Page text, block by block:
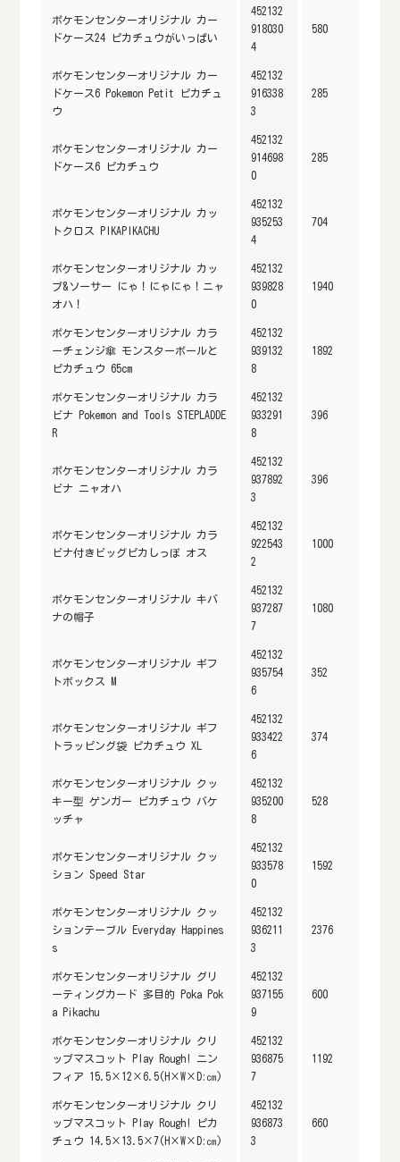
ポケモンセンターオリジナル カー
ドケース24 ピカチュウがいっぱい
452132
918030
4
580
ポケモンセンターオリジナル カー
ドケース6 Pokemon Petit ピカチュ
ウ
452132
916338
3
285
ポケモンセンターオリジナル カー
ドケース6 ピカチュウ
452132
914698
0
285
ポケモンセンターオリジナル カッ
トクロス PIKAPIKACHU
452132
935253
4
704
ポケモンセンターオリジナル カッ
プ&ソーサー にゃ！にゃにゃ！ニャ
オハ！
452132
939828
0
1940
ポケモンセンターオリジナル カラ
ーチェンジ傘 モンスターボールと
ピカチュウ 65cm
452132
939132
8
1892
ポケモンセンターオリジナル カラ
ビナ Pokemon and Tools STEPLADDE
R
452132
933291
8
396
ポケモンセンターオリジナル カラ
ビナ ニャオハ
452132
937892
3
396
ポケモンセンターオリジナル カラ
ビナ付きビッグピカしっぽ オス
452132
922543
2
1000
ポケモンセンターオリジナル キバ
ナの帽子
452132
937287
7
1080
ポケモンセンターオリジナル ギフ
トボックス M
452132
935754
6
352
ポケモンセンターオリジナル ギフ
トラッピング袋 ピカチュウ XL
452132
933422
6
374
ポケモンセンターオリジナル クッ
キー型 ゲンガー ピカチュウ バケ
ッチャ
452132
935200
8
528
ポケモンセンターオリジナル クッ
ション Speed Star
452132
933578
0
1592
ポケモンセンターオリジナル クッ
ションテーブル Everyday Happines
s
452132
936211
3
2376
ポケモンセンターオリジナル グリ
ーティングカード 多目的 Poka Pok
a Pikachu
452132
937155
9
600
ポケモンセンターオリジナル クリ
ップマスコット Play Rough! ニン
フィア 15.5×12×6.5(H×W×D:㎝)
452132
936875
7
1192
ポケモンセンターオリジナル クリ
ップマスコット Play Rough! ピカ
チュウ 14.5×13.5×7(H×W×D:㎝)
452132
936873
3
660